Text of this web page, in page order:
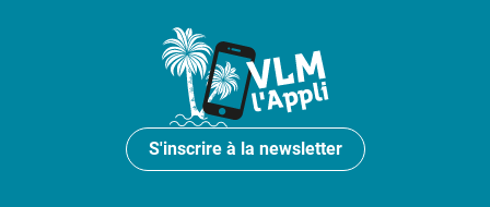
S'inscrire à la newsletter